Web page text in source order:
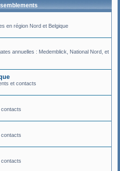
en région Nord et Belgique
annuelles : Medemblick, National Nord, et
et contacts